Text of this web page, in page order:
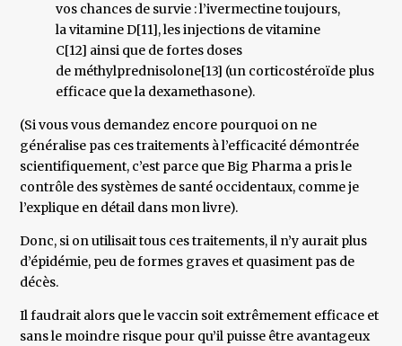
vos chances de survie : l’ivermectine toujours,
la vitamine D[11], les injections de vitamine
C[12] ainsi que de fortes doses
de méthylprednisolone[13] (un corticostéroïde plus
efficace que la dexamethasone).
(Si vous vous demandez encore pourquoi on ne
généralise pas ces traitements à l’efficacité démontrée
scientifiquement, c’est parce que Big Pharma a pris le
contrôle des systèmes de santé occidentaux, comme je
l’explique en détail dans mon livre).
Donc, si on utilisait tous ces traitements, il n’y aurait plus
d’épidémie, peu de formes graves et quasiment pas de
décès.
Il faudrait alors que le vaccin soit extrêmement efficace et
sans le moindre risque pour qu’il puisse être avantageux